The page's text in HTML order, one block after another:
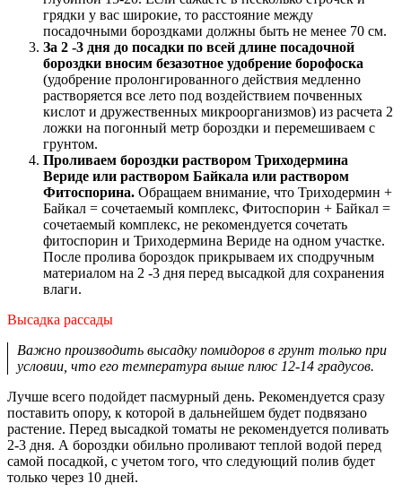
грядки у вас широкие, то расстояние между
посадочными бороздками должны быть не менее 70 см.
За 2 -3 дня до посадки по всей длине посадочной
бороздки вносим безазотное удобрение борофоска
(удобрение пролонгированного действия медленно
растворяется все лето под воздействием почвенных
кислот и дружественных микроорганизмов) из расчета 2
ложки на погонный метр бороздки и перемешиваем с
грунтом.
Проливаем бороздки раствором Триходермина
Вериде или раствором Байкала или раствором
Фитоспорина. Обращаем внимание, что Триходермин +
Байкал = сочетаемый комплекс, Фитоспорин + Байкал =
сочетаемый комплекс, не рекомендуется сочетать
фитоспорин и Триходермина Вериде на одном участке.
После пролива бороздок прикрываем их сподручным
материалом на 2 -3 дня перед высадкой для сохранения
влаги.
Высадка рассады
Важно производить высадку помидоров в грунт только при
условии, что его температура выше плюс 12-14 градусов.
Лучше всего подойдет пасмурный день. Рекомендуется сразу
поставить опору, к которой в дальнейшем будет подвязано
растение. Перед высадкой томаты не рекомендуется поливать
2-3 дня. А бороздки обильно проливают теплой водой перед
самой посадкой, с учетом того, что следующий полив будет
только через 10 дней.